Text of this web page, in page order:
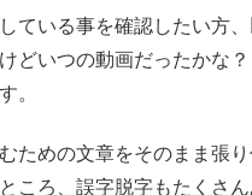
ている事を確認したい方
どいつの動画だったかな
。
ための文章をそのまま張り
ころ、誤字脱字もたくさ